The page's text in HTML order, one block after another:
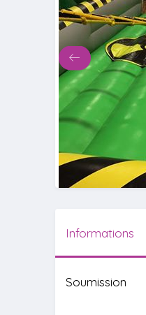
Informations
Soumission